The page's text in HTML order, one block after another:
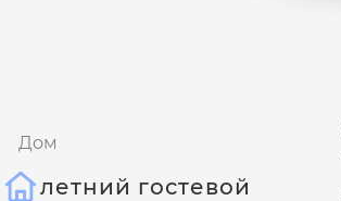
Дом
летний гостевой